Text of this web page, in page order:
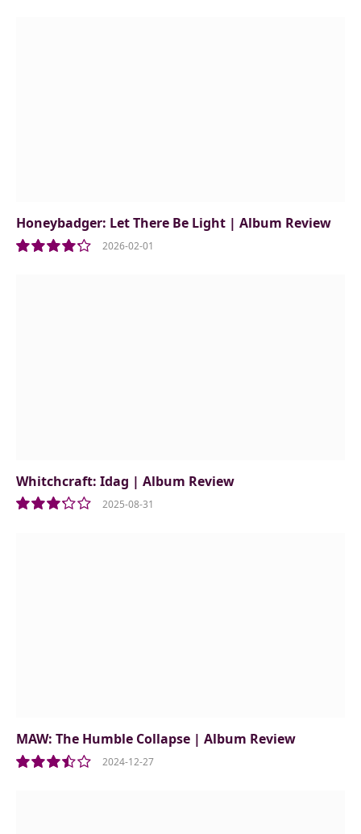
Honeybadger: Let There Be Light | Album Review
2026-02-01
Whitchcraft: Idag | Album Review
2025-08-31
MAW: The Humble Collapse | Album Review
2024-12-27